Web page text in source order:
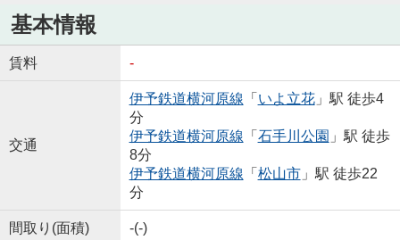
基本情報
賃料 -
交通
伊予鉄道横河原線 「 いよ立花」駅 徒歩4
分
伊予鉄道横河原線 「 石手川公園 」駅 徒歩
8分
伊予鉄道横河原線 「 松山市」駅 徒歩22
分
間取り(面積) -(-)